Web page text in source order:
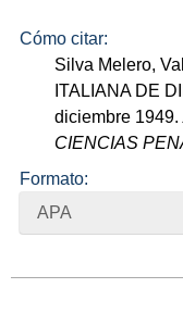
Cómo citar:
Silva Melero,
ITALIANA DE
diciembre 1949.
CIENCIAS
Formato:
APA